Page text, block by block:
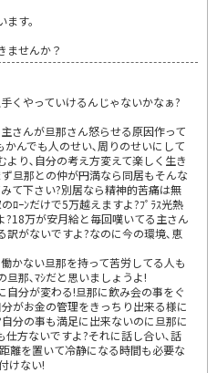
す。
ませんか？
くやっていけるんじゃないかなぁ?
さんが旦那さん怒らせる原因作って
んでも人のせい､周りのせいにして
より､自分の考え方変えて楽しく生き
旦那との仲が円満なら同居もそんな
て下さい?別居なら精神的苦痛は無
ﾛｰﾝだけで5万越えますよ?ﾌﾟﾗｽ光熱
?18万が安月給と毎回嘆いてる主さん
訳がないですよ?なのに今の環境､恵
かない旦那を持って苦労してる人も
旦那､ﾏｼだと思いましょうよ!
自分が変わる!旦那に飲み会の事をぐ
がお金の管理をきっちり出来る様に
分の事も満足に出来ないのに旦那に
仕方ないですよ?それに話し合い､話
離を置いて冷静になる時間も必要な
けない!